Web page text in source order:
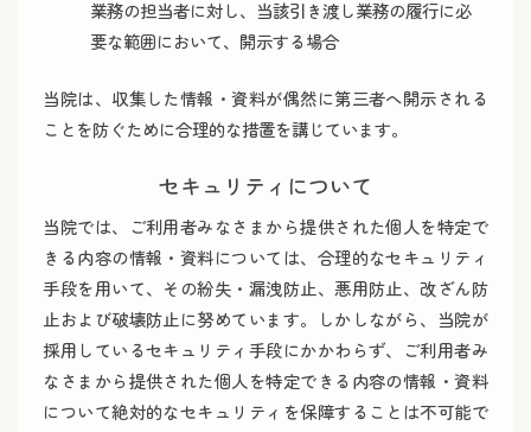
業務の担当者に対し、当該引き渡し業務の履行に必
要な範囲において、開示する場合
当院は、収集した情報・資料が偶然に第三者へ開示される
ことを防ぐために合理的な措置を講じています。
セキュリティについて
当院では、ご利用者みなさまから提供された個人を特定で
きる内容の情報・資料については、合理的なセキュリティ
手段を用いて、その紛失・漏洩防止、悪用防止、改ざん防
止および破壊防止に努めています。しかしながら、当院が
採用しているセキュリティ手段にかかわらず、ご利用者み
なさまから提供された個人を特定できる内容の情報・資料
について絶対的なセキュリティを保障することは不可能で